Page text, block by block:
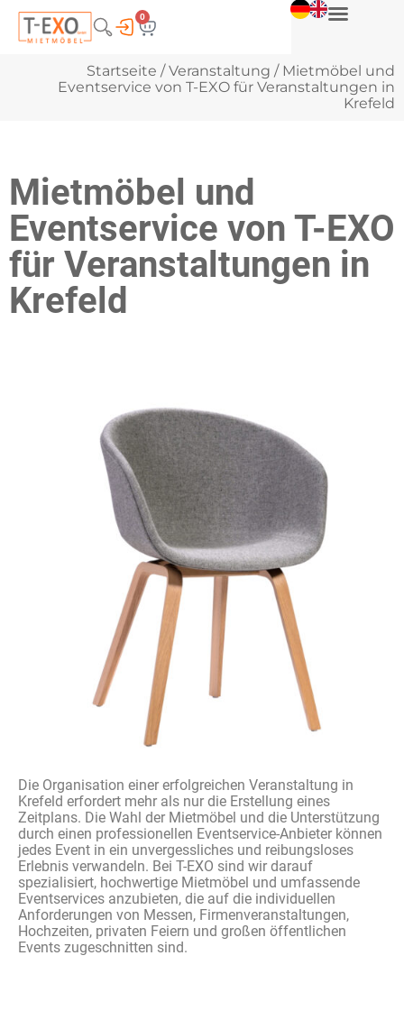
0
Startseite /Veranstaltung / Mietmöbel und
Eventservice von T-EXO für Veranstaltungen in
Krefeld
Mietmöbel und
Eventservice von T-EXO
für Veranstaltungen in
Krefeld
Die Organisation einer erfolgreichen Veranstaltung in
Krefeld erfordert mehr als nur die Erstellung eines
Zeitplans. Die Wahl der Mietmöbel und die Unterstützung
durch einen professionellen Eventservice-Anbieter können
jedes Event in ein unvergessliches und reibungsloses
Erlebnis verwandeln. Bei T-EXO sind wir darauf
spezialisiert, hochwertige Mietmöbel und umfassende
Eventservices anzubieten, die auf die individuellen
Anforderungen von Messen, Firmenveranstaltungen,
Hochzeiten, privaten Feiern und großen öffentlichen
Events zugeschnitten sind.